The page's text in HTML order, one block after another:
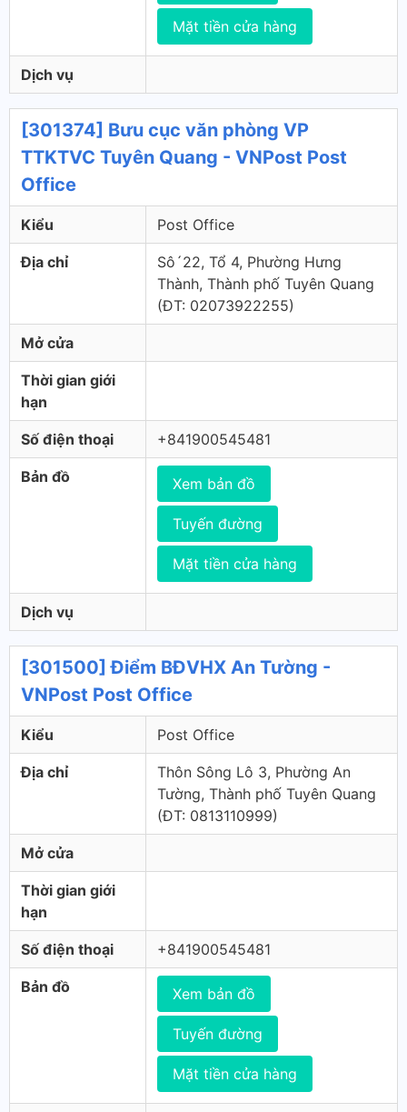
Mặt tiền cửa hàng
Dịch vụ
[301374] Bưu cục văn phòng VP
TTKTVC Tuyên Quang - VNPost Post
Office
Kiểu Post Office
Địa chỉ
Sô´22, Tổ 4, Phường Hưng
Thành, Thành phố Tuyên Quang
(ÐT: 02073922255)
Mở cửa
Thời gian giới
hạn
Số điện thoại +841900545481
Bản đồ Xem bản đồ
Tuyến đường
Mặt tiền cửa hàng
Dịch vụ
[301500] Điểm BĐVHX An Tường -
VNPost Post Office
Kiểu Post Office
Địa chỉ
Thôn Sông Lô 3, Phường An
Tường, Thành phố Tuyên Quang
(ÐT: 0813110999)
Mở cửa
Thời gian giới
hạn
Số điện thoại +841900545481
Bản đồ Xem bản đồ
Tuyến đường
Mặt tiền cửa hàng